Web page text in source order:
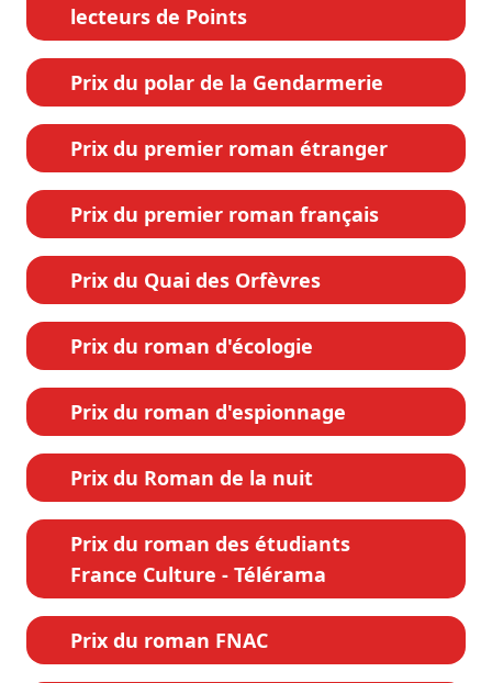
lecteurs de Points
Prix du polar de la Gendarmerie
Prix du premier roman étranger
Prix du premier roman français
Prix du Quai des Orfèvres
Prix du roman d'écologie
Prix du roman d'espionnage
Prix du Roman de la nuit
Prix du roman des étudiants
France Culture - Télérama
Prix du roman FNAC